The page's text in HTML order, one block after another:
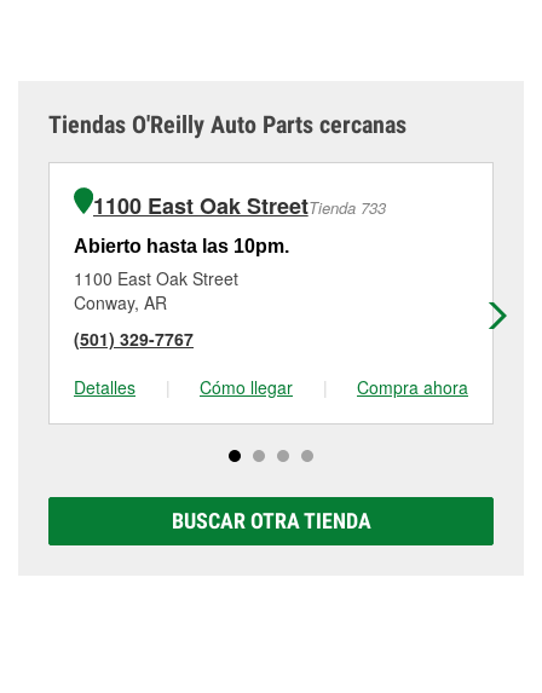
Tiendas O'Reilly Auto Parts cercanas
1100 East Oak StreetTienda 733
Abierto hasta las 10pm.
1100 East Oak Street
Conway, AR
(501) 329-7767
Detalles
| Cómo llegar | Compra ahora
BUSCAR OTRA TIENDA